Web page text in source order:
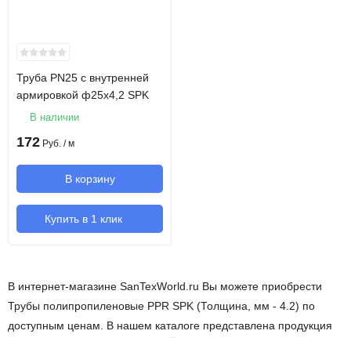
Труба PN25 с внутренней
армировкой ф25х4,2 SPK
В наличии
172 Руб. / м
В корзину
Купить в 1 клик
В интернет-магазине SanTexWorld.ru Вы можете приобрести
Трубы полипропиленовые PPR SPK (Толщина, мм - 4.2) по
доступным ценам. В нашем каталоге представлена продукция